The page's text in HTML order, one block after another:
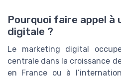
Pourquoi faire appel à
digitale ?
Le marketing digital
centrale dans la croissance
en France ou à